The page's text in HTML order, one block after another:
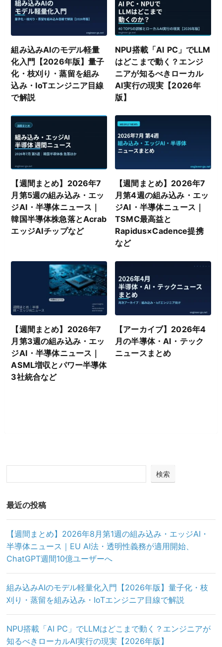
組み込みAIのモデル軽量
化入門【2026年版】量子
化・枝刈り・蒸留を組み
込み・IoTエンジニア目線
で解説
NPU搭載「AI PC」でLLM
はどこまで動く？エンジ
ニアが知るべきローカル
AI実行の現実【2026年
版】
【週間まとめ】2026年7
月第5週の組み込み・エッ
ジAI・半導体ニュース｜
韓国半導体株急落とAcrab
エッジAIチップなど
【週間まとめ】2026年7
月第4週の組み込み・エッ
ジAI・半導体ニュース｜
TSMC最高益と
Rapidus×Cadence提携
など
【週間まとめ】2026年7
月第3週の組み込み・エッ
ジAI・半導体ニュース｜
ASML増収とパワー半導体
3社統合など
【アーカイブ】2026年4
月の半導体・AI・テック
ニュースまとめ
検索
最近の投稿
【週間まとめ】2026年8月第1週の組み込み・エッジAI・
半導体ニュース｜EU AI法・透明性義務が適用開始、
ChatGPT週間10億ユーザーへ
組み込みAIのモデル軽量化入門【2026年版】量子化・枝
刈り・蒸留を組み込み・IoTエンジニア目線で解説
NPU搭載「AI PC」でLLMはどこまで動く？エンジニアが
知るべきローカルAI実行の現実【2026年版】